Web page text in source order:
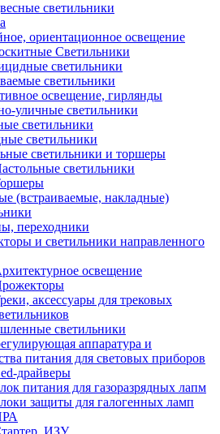
светильники
ориентационное освещение
Светильники
светильники
светильники
освещение, гирлянды
уличные светильники
светильники
светильники
светильники и торшеры
светильники
(встраиваемые, накладные)
переходники
и светильники направленного
освещение
аксессуары для трековых
светильники
аппаратура и
питания для световых приборов
драйверы
питания для газоразрядных лапм
защиты для галогенных ламп
ИЗУ